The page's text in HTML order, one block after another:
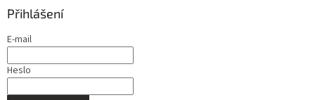
Přihlášení
E-mail
Heslo